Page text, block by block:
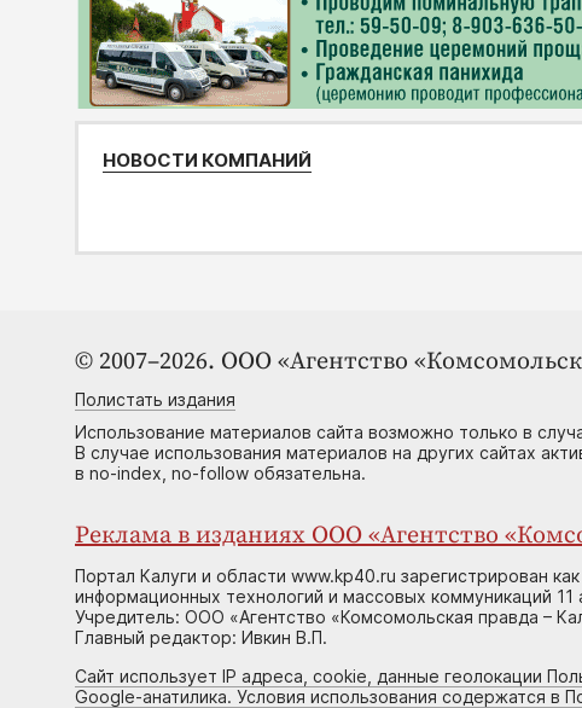
НОВОСТИ КОМПАНИЙ
© 2007–2026. ООО «Агентство
Полистать издания
Использование материалов сайта возможно только в
В случае использования материалов на других сайтах
в no-index, no-follow обязательна.
Реклама в изданиях ООО «Агентство
Портал Калуги и области www.kp40.ru зарегистрирован
информационных технологий и массовых коммуникаций
Учредитель: ООО «Агентство «Комсомольская правда –
Главный редактор: Ивкин В.П.
Сайт использует IP адреса, cookie, данные геолокации
Google-анатилика. Условия использования содержатся в